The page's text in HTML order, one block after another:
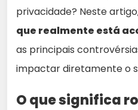
privacidade? Neste
que realmente está
as principais
impactar diretamente o
O que significa